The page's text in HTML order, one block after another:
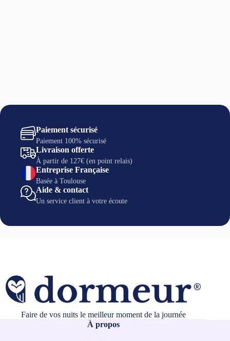
Paiement sécurisé
Paiement 100% sécurisé
Livraison offerte
À partir de 127€ (en point relais)
Entreprise Française
Basée à Toulouse
Aide & contact
Un service client à votre écoute
Faire de vos nuits le meilleur moment de la journée
À propos